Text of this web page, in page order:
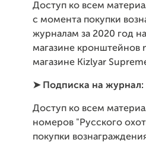
Доступ ко всем
с момента покупки
журналам за 2020 год
магазине кронштейнов
магазине Kizlyar
➤ Подписка на
Доступ ко всем
номеров "Русского
покупки